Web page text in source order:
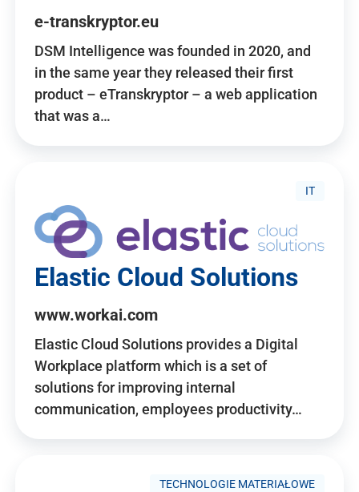
e-transkryptor.eu
DSM Intelligence was founded in 2020, and
in the same year they released their first
product – eTranskryptor – a web application
that was a…
IT
Elastic Cloud Solutions
www.workai.com
Elastic Cloud Solutions provides a Digital
Workplace platform which is a set of
solutions for improving internal
communication, employees productivity…
TECHNOLOGIE MATERIAŁOWE